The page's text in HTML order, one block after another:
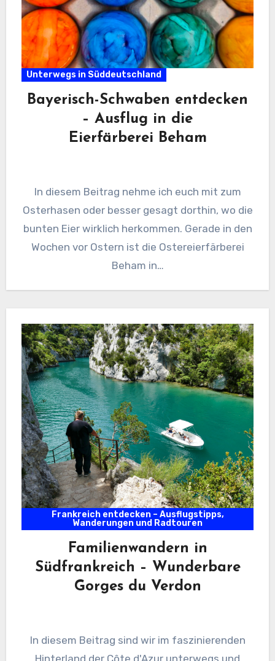
Unterwegs in Süddeutschland
Bayerisch-Schwaben entdecken
– Ausflug in die
Eierfärberei Beham
In diesem Beitrag nehme ich euch mit zum
Osterhasen oder besser gesagt dorthin, wo die
bunten Eier wirklich herkommen. Gerade in den
Wochen vor Ostern ist die Ostereierfärberei
Beham in…
Frankreich entdecken – Ausflugstipps,
Wanderungen und Radtouren
Familienwandern in
Südfrankreich – Wunderbare
Gorges du Verdon
In diesem Beitrag sind wir im faszinierenden